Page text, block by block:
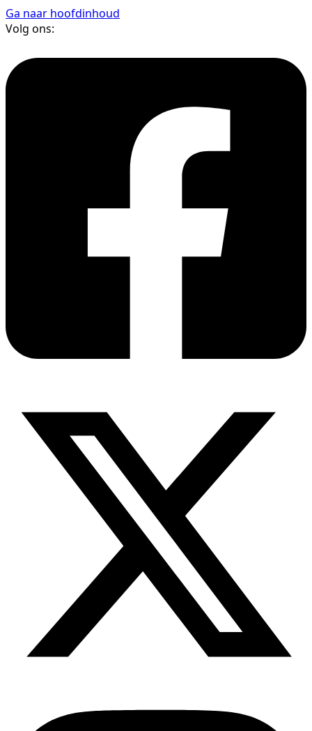
Ga naar hoofdinhoud
Volg ons: